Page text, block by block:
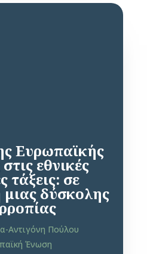
Ευρωπαϊκής
εθνικές
τάξεις: σε
δύσκολης
Αντιγόνη Πούλου
Ένωση